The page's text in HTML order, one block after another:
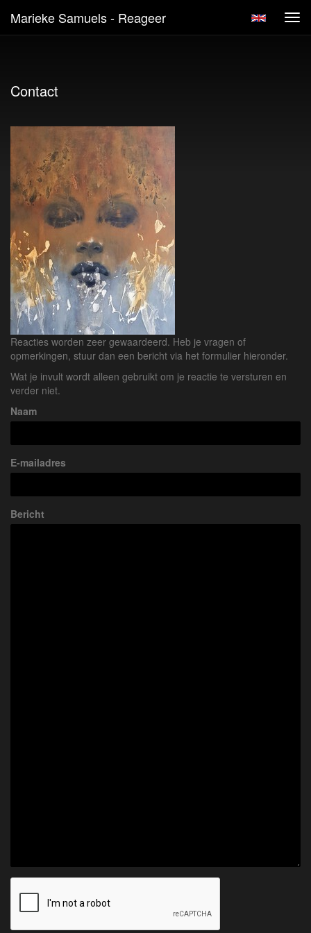
Marieke Samuels - Reageer
Contact
Reacties worden zeer gewaardeerd. Heb je vragen of
opmerkingen, stuur dan een bericht via het formulier hieronder.
Wat je invult wordt alleen gebruikt om je reactie te versturen en
verder niet.
Naam
E-mailadres
Bericht